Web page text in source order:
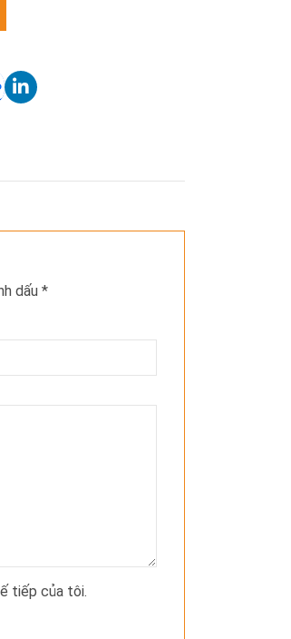
dấu *
tiếp của tôi.